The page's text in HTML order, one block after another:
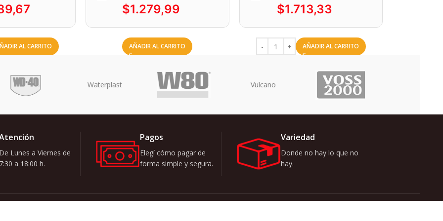
AL CARRITO
$1.279,99
AÑADIR AL CARRITO
$1.713,33
AÑADIR AL CARRITO
Uriarte
De Lunes a Viernes de
7:30 a 18:00 h.
Pagos
Elegí cómo pagar de
forma simple y segura.
Variedad
Donde no hay lo que no
hay.